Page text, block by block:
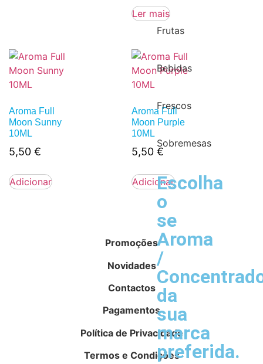
Frutas
Bebidas
Frescos
Sobremesas
Escolha
o
se
Aroma
/
da
sua
marca
preferida.
Ler mais
Aroma Full
Moon Sunny
10ML
5,50 €
Adicionar
Aroma Full
Moon Purple
10ML
5,50 €
Adicionar
Promoções
Novidades
Contactos
Pagamentos
Política de Privacidade
Termos e Condições